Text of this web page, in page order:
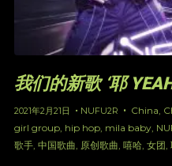
我们的新歌 ‘耶
2021年2月21日 NUFU2R China
girl group, hip hop, mila baby,
歌手, 中国歌曲 原创歌曲 嘻哈 女团